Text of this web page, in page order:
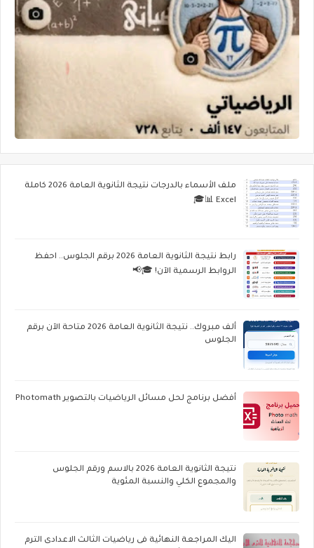
ملف الأسماء بالدرجات نتيجة الثانوية العامة 2026 كاملة
Excel 📊🎓
رابط نتيجة الثانوية العامة 2026 برقم الجلوس.. احفظ
الروابط الرسمية الآن! 🎓📢
ألف مبروك.. نتيجة الثانوية العامة 2026 متاحة الآن برقم
الجلوس
أفضل برنامج لحل مسائل الرياضيات بالتصوير Photomath
نتيجة الثانوية العامة 2026 بالاسم ورقم الجلوس
والمجموع الكلي والنسبة المئوية
اليك المراجعة النهائية فى رياضيات الثالث الاعدادى الترم